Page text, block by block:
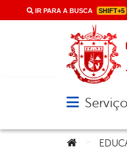
IR PARA A BUSCA SHIFT+5
Abrir menu
Você está